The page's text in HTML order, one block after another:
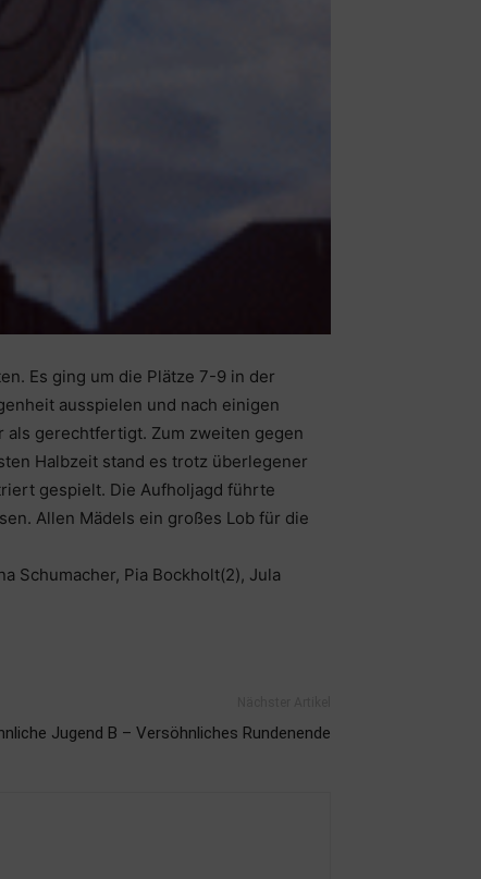
Es ging um die Plätze 7-9 in der
ausspielen und nach einigen
als gerechtfertigt. Zum zweiten gegen
Halbzeit stand es trotz überlegener
gespielt. Die Aufholjagd führte
Allen Mädels ein großes Lob für die
Schumacher, Pia Bockholt(2), Jula
Jugend B – Versöhnliches Rundenende